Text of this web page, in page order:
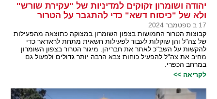
יהודה ושומרון זקוקים למדיניות של "עקירת שורש"
ולא של "כיסוח דשא" כדי להתגבר על הטרור
17 ב ספטמבר 2024
קבוצות הטרור החמושות בצפון השומרון במצוקה כתוצאה מהפעילות
של צה"ל והן שוקלות לעבור לפעילות חשאית מתחת לראדאר כדי
להקשות על השב"כ לאתר את חבריהן. מיגור הטרור בצפון השומרון
מחיב את צה"ל להפעיל כוחות צבא הרבה יותר גדולים ולפעול גם
במרחב הכפרי.
לקריאה >>